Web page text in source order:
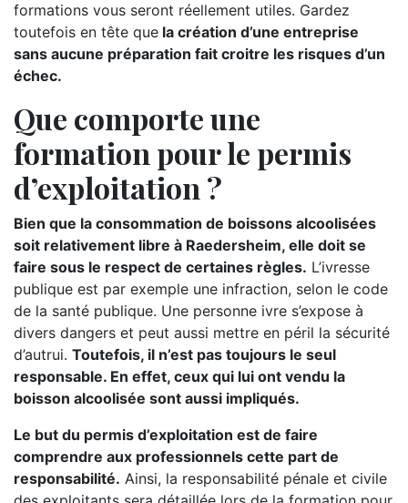
formations vous seront réellement utiles. Gardez
toutefois en tête que la création d’une entreprise
sans aucune préparation fait croitre les risques d’un
échec.
Que comporte une
formation pour le permis
d’exploitation ?
Bien que la consommation de boissons alcoolisées
soit relativement libre à Raedersheim, elle doit se
faire sous le respect de certaines règles. L’ivresse
publique est par exemple une infraction, selon le code
de la santé publique. Une personne ivre s’expose à
divers dangers et peut aussi mettre en péril la sécurité
d’autrui. Toutefois, il n’est pas toujours le seul
responsable. En effet, ceux qui lui ont vendu la
boisson alcoolisée sont aussi impliqués.
Le but du permis d’exploitation est de faire
comprendre aux professionnels cette part de
responsabilité. Ainsi, la responsabilité pénale et civile